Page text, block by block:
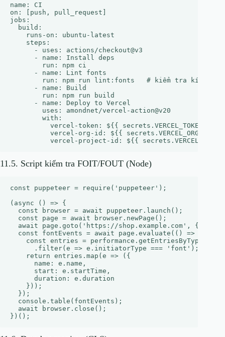
name: CI
on: [push, pull_request]
jobs:
  build:
    runs-on: ubuntu-latest
    steps:
      - uses: actions/checkout@v3
      - name: Install deps
        run: npm ci
      - name: Lint fonts
run: npm run lint:fonts   # kiểm tra kích
      - name: Build
        run: npm run build
      - name: Deploy to Vercel
        uses: amondnet/vercel-action@v20
        with:
          vercel-token: ${{ secrets.VERCEL_TOKEN }}
          vercel-org-id: ${{ secrets.VERCEL_ORG_ID }}
11.5. Script kiểm tra FOIT/FOUT (Node)
const puppeteer = require('puppeteer');
(async () => {
  const browser = await puppeteer.launch();
  const page = await browser.newPage();
await page.goto('https://shop.example.com',
  const fontEvents = await page.evaluate(() => {
const entries =
      .filter(e => e.initiatorType === 'font');
    return entries.map(e => ({
      name: e.name,
      start: e.startTime,
      duration: e.duration
    }));
  });
  console.table(fontEvents);
  await browser.close();